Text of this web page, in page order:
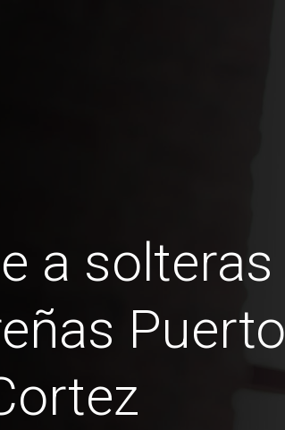
a solteras
Puerto